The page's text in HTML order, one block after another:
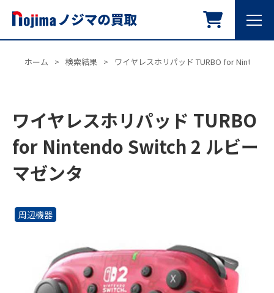
ホーム > 検索結果 > ワイヤレスホリパッド TURBO for Nintendo
ワイヤレスホリパッド TURBO
for Nintendo Switch 2 ルビー
マゼンタ
周辺機器